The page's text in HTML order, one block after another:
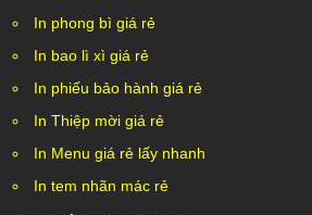
In phong bì giá rẻ
In bao lì xì giá rẻ
In phiếu bảo hành giá rẻ
In Thiệp mời giá rẻ
In Menu giá rẻ lấy nhanh
In tem nhãn mác rẻ